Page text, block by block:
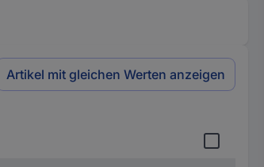
Artikel mit gleichen Werten anzeigen